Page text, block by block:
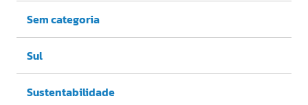
Sem categoria
Sul
Sustentabilidade